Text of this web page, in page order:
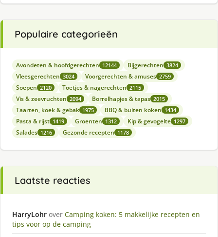
Populaire categorieën
Avondeten & hoofdgerechten 12144 Bijgerechten 3824
Vleesgerechten 3024 Voorgerechten & amuses 2759
Soepen 2120 Toetjes & nagerechten 2115
Vis & zeevruchten 2094 Borrelhapjes & tapas 2015
Taarten, koek & gebak 1975 BBQ & buiten koken 1434
Pasta & rijst 1419 Groenten 1312 Kip & gevogelte 1297
Salades 1216 Gezonde recepten 1178
Laatste reacties
HarryLohr over Camping koken: 5 makkelijke recepten en
tips voor op de camping